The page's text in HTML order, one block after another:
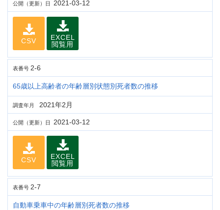
公開（更新）日 2021-03-12
CSV
EXCEL
閲覧用
表番号 2-6
65歳以上高齢者の年齢層別状態別死者数の推移
調査年月 2021年2月
公開（更新）日 2021-03-12
CSV
EXCEL
閲覧用
表番号 2-7
自動車乗車中の年齢層別死者数の推移